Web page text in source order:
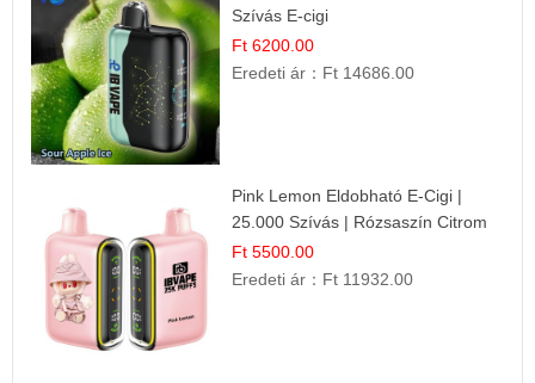
Szívás E-cigi
Ft 6200.00
Eredeti ár： Ft 14686.00
Pink Lemon Eldobható E-Cigi |
25.000 Szívás | Rózsaszín Citrom
Íz
Ft 5500.00
Eredeti ár： Ft 11932.00